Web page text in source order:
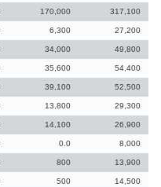
170,000 317,100
6,300 27,200
34,000 49,800
35,600 54,400
39,100 52,500
13,800 29,300
14,100 26,900
0.0 8,000
800 13,900
500 14,500